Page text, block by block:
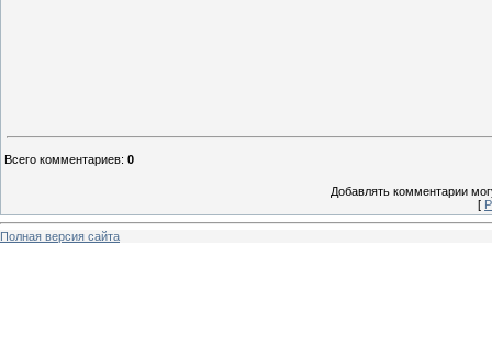
Всего комментариев: 0
Добавлять комментарии
[
Полная версия сайта